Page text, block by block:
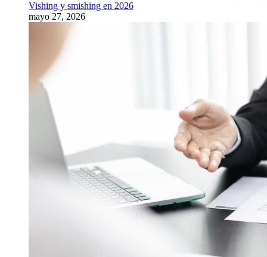
Vishing y smishing en 2026
mayo 27, 2026